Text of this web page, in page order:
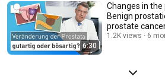
6:30
Changes in
Benign
prostate
1.2K views 6